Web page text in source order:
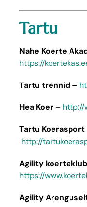
Tartu
Nahe Koerte
https://
Tartu trennid –
Hea Koer – http://
Tartu Koerasport
http://
Agility
https://
Agility